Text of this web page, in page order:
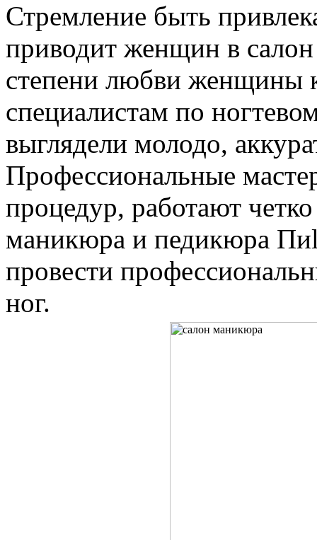
Стремление быть
приводит женщин в салон
степени любви женщины
специалистам по
выглядели молодо,
Профессиональные
процедур, работают
маникюра и педикюра
провести
ног.